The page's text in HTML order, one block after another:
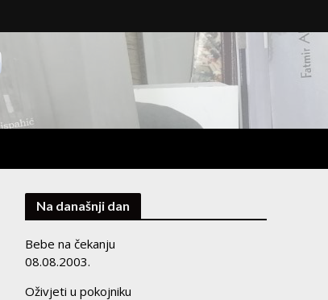
Na današnji dan
Bebe na čekanju
08.08.2003.
Oživjeti u pokojniku